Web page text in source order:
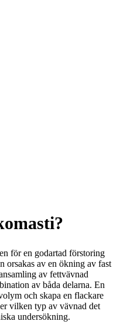
för en godartad förstoring
orsakas av en ökning av fast
av fettvävnad
av båda delarna. En
och skapa en flackare
vilken typ av vävnad det
undersökning.